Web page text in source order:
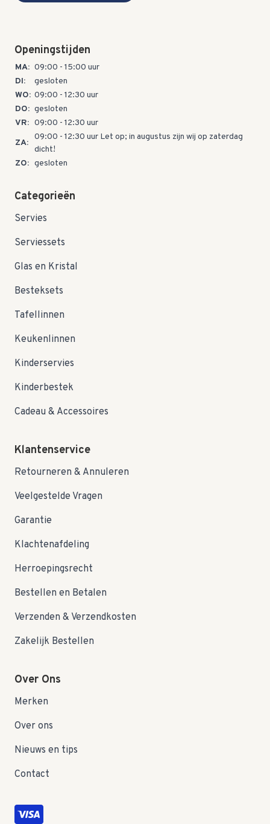
Openingstijden
MA: 09:00 - 15:00 uur
DI:
gesloten
WO: 09:00 - 12:30 uur
DO: gesloten
VR: 09:00 - 12:30 uur
ZA:
09:00 - 12:30 uur Let op; in augustus zijn wij op zaterdag
dicht!
ZO: gesloten
Categorieën
Servies
Serviessets
Glas en Kristal
Besteksets
Tafellinnen
Keukenlinnen
Kinderservies
Kinderbestek
Cadeau & Accessoires
Klantenservice
Retourneren & Annuleren
Veelgestelde Vragen
Garantie
Klachtenafdeling
Herroepingsrecht
Bestellen en Betalen
Verzenden & Verzendkosten
Zakelijk Bestellen
Over Ons
Merken
Over ons
Nieuws en tips
Contact